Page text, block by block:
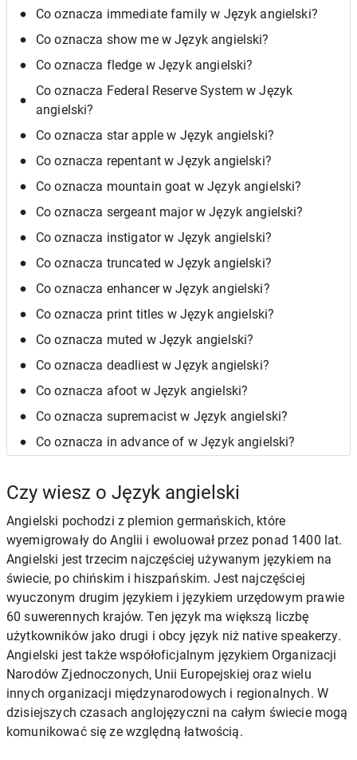
Co oznacza immediate family w Język angielski?
Co oznacza show me w Język angielski?
Co oznacza fledge w Język angielski?
Co oznacza Federal Reserve System w Język
angielski?
Co oznacza star apple w Język angielski?
Co oznacza repentant w Język angielski?
Co oznacza mountain goat w Język angielski?
Co oznacza sergeant major w Język angielski?
Co oznacza instigator w Język angielski?
Co oznacza truncated w Język angielski?
Co oznacza enhancer w Język angielski?
Co oznacza print titles w Język angielski?
Co oznacza muted w Język angielski?
Co oznacza deadliest w Język angielski?
Co oznacza afoot w Język angielski?
Co oznacza supremacist w Język angielski?
Co oznacza in advance of w Język angielski?
Czy wiesz o Język angielski
Angielski pochodzi z plemion germańskich, które
wyemigrowały do Anglii i ewoluował przez ponad 1400 lat.
Angielski jest trzecim najczęściej używanym językiem na
świecie, po chińskim i hiszpańskim. Jest najczęściej
wyuczonym drugim językiem i językiem urzędowym prawie
60 suwerennych krajów. Ten język ma większą liczbę
użytkowników jako drugi i obcy język niż native speakerzy.
Angielski jest także współoficjalnym językiem Organizacji
Narodów Zjednoczonych, Unii Europejskiej oraz wielu
innych organizacji międzynarodowych i regionalnych. W
dzisiejszych czasach anglojęzyczni na całym świecie mogą
komunikować się ze względną łatwością.